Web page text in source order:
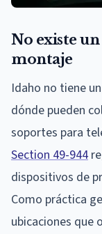
No existe
montaje
Idaho no tiene
dónde pueden
soportes para
Section 49-944
dispositivos de
Como práctica
ubicaciones que